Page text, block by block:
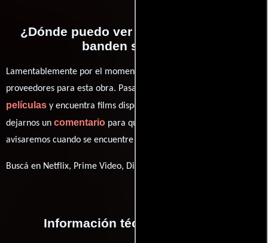
¿Dónde puedo ver la películas Olsen-
banden ser rødt?
Lamentablemente por el momento no contamos con enlaces a
proveedores para esta obra. Pasa por nuestro catálogo de
películas y encuentra films disponibles. También puedes
dejarnos un comentario para que le demos prioridad y te
avisaremos cuando se encuentre disponible
Buscá en Netflix, Prime Video, Disney+
Información técnica y general